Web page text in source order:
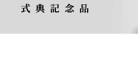
式典記念品